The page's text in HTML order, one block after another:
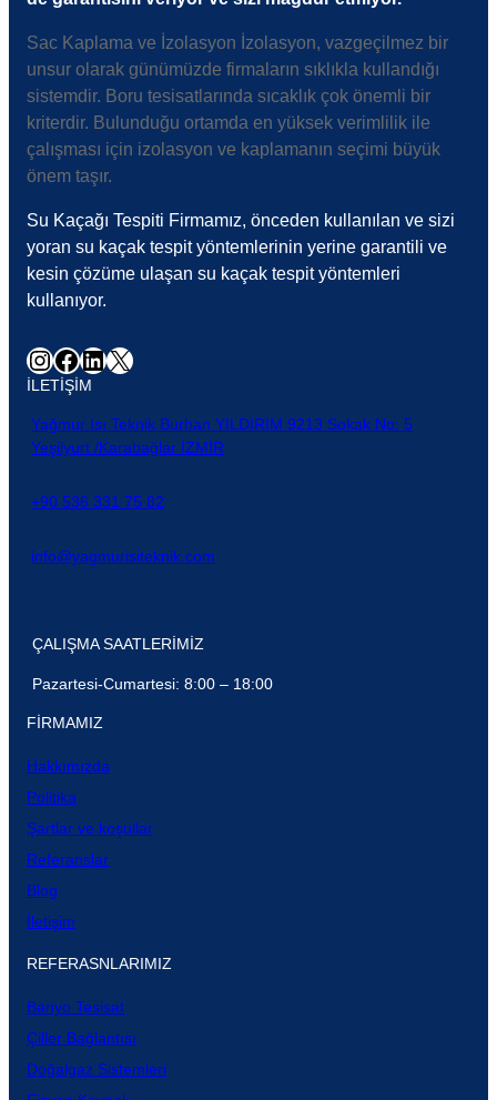
Sac Kaplama ve İzolasyon İzolasyon, vazgeçilmez bir
unsur olarak günümüzde firmaların sıklıkla kullandığı
sistemdir. Boru tesisatlarında sıcaklık çok önemli bir
kriterdir. Bulunduğu ortamda en yüksek verimlilik ile
çalışması için izolasyon ve kaplamanın seçimi büyük
önem taşır.
Su Kaçağı Tespiti Firmamız, önceden kullanılan ve sizi
yoran su kaçak tespit yöntemlerinin yerine garantili ve
kesin çözüme ulaşan su kaçak tespit yöntemleri
kullanıyor.
InstagramFacebook LinkedIn X
İLETİŞİM
Yağmur Isı Teknik Burhan YILDIRIM 9213 Sokak No: 5
Yeşilyurt /Karabağlar İZMİR
+90 536 331 75 82
info@yagmurisiteknik.com
ÇALIŞMA SAATLERİMİZ
Pazartesi-Cumartesi: 8:00 – 18:00
FIRMAMIZ
Hakkımızda
Politika
Şartlar ve koşullar
Referanslar
Blog
İletişim
REFERASNLARIMIZ
Banyo Tesisat
Çiller Bağlantısı
Doğalgaz Sistemleri